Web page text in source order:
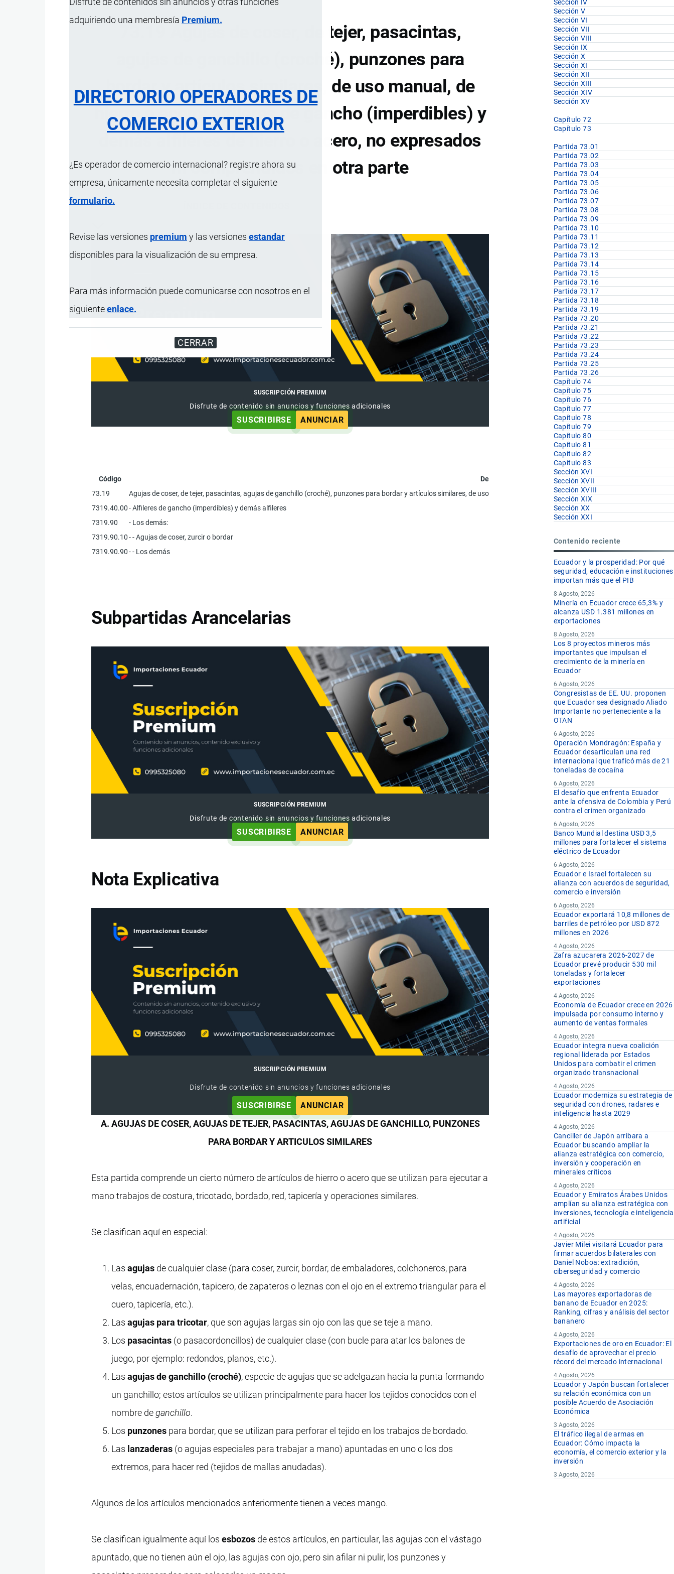
adquiriendo una membresía Premium.
DIRECTORIO OPERADORES DE
COMERCIO EXTERIOR
¿Es operador de comercio internacional? registre ahora su
empresa, únicamente necesita completar el siguiente
formulario.
Revise las versiones premium y las versiones estandar
disponibles para la visualización de su empresa.
Para más información puede comunicarse con nosotros en el
siguienteenlace.
CERRAR
73.19 Agujas de coser, de tejer, pasacintas,
agujas de ganchillo (croché), punzones para
bordar y artículos similares, de uso manual, de
hierro o acero; alfileres de gancho (imperdibles) y
demás alfileres de hierro o acero, no expresados
ni comprendidos en otra parte
SUSCRIPCIÓN PREMIUM
Disfrute de contenido sin anuncios y funciones adicionales
SUSCRIBIRSE ANUNCIAR
Código
Designación de la Mercancía
73.19
Agujas de coser, de tejer, pasacintas, agujas de ganchillo (croché), punzones para bordar y artículos similares, de uso manual, de hierro o acero; alfileres de gancho
7319.40.00- Alfileres de gancho (imperdibles) y demás alfileres
7319.90
- Los demás:
7319.90.10- - Agujas de coser, zurcir o bordar
7319.90.90- - Los demás
Subpartidas Arancelarias
SUSCRIPCIÓN PREMIUM
Disfrute de contenido sin anuncios y funciones adicionales
SUSCRIBIRSE ANUNCIAR
Nota Explicativa
SUSCRIPCIÓN PREMIUM
Disfrute de contenido sin anuncios y funciones adicionales
SUSCRIBIRSE ANUNCIAR
A. AGUJAS DE COSER, AGUJAS DE TEJER, PASACINTAS, AGUJAS DE GANCHILLO, PUNZONES
PARA BORDAR Y ARTICULOS SIMILARES
Esta partida comprende un cierto número de artículos de hierro o acero que se utilizan para ejecutar a
mano trabajos de costura, tricotado, bordado, red, tapicería y operaciones similares.
Se clasifican aquí en especial:
Lasagujas de cualquier clase (para coser, zurcir, bordar, de embaladores, colchoneros, para
velas, encuadernación, tapicero, de zapateros o leznas con el ojo en el extremo triangular para el
cuero, tapicería, etc.).
Lasagujas para tricotar, que son agujas largas sin ojo con las que se teje a mano.
Los pasacintas (o pasacordoncillos) de cualquier clase (con bucle para atar los balones de
juego, por ejemplo: redondos, planos, etc.).
Lasagujas de ganchillo (croché), especie de agujas que se adelgazan hacia la punta formando
un ganchillo; estos artículos se utilizan principalmente para hacer los tejidos conocidos con el
nombre deganchillo.
Los punzones para bordar, que se utilizan para perforar el tejido en los trabajos de bordado.
Las lanzaderas (o agujas especiales para trabajar a mano) apuntadas en uno o los dos
extremos, para hacer red (tejidos de mallas anudadas).
Algunos de los artículos mencionados anteriormente tienen a veces mango.
Se clasifican igualmente aquí losesbozos de estos artículos, en particular, las agujas con el vástago
apuntado, que no tienen aún el ojo, las agujas con ojo, pero sin afilar ni pulir, los punzones y
Sección IV
Sección V
Sección VI
Sección VII
Sección VIII
Sección IX
Sección X
Sección XI
Sección XII
Sección XIII
Sección XIV
Sección XV
Capítulo 72
Capítulo 73
Partida 73.01
Partida 73.02
Partida 73.03
Partida 73.04
Partida 73.05
Partida 73.06
Partida 73.07
Partida 73.08
Partida 73.09
Partida 73.10
Partida 73.11
Partida 73.12
Partida 73.13
Partida 73.14
Partida 73.15
Partida 73.16
Partida 73.17
Partida 73.18
Partida 73.19
Partida 73.20
Partida 73.21
Partida 73.22
Partida 73.23
Partida 73.24
Partida 73.25
Partida 73.26
Capítulo 74
Capítulo 75
Capítulo 76
Capítulo 77
Capítulo 78
Capítulo 79
Capítulo 80
Capítulo 81
Capítulo 82
Capítulo 83
Sección XVI
Sección XVII
Sección XVIII
Sección XIX
Sección XX
Sección XXI
Contenido reciente
Ecuador y la prosperidad: Por qué
seguridad, educación e instituciones
importan más que el PIB
8 Agosto, 2026
Minería en Ecuador crece 65,3% y
alcanza USD 1.381 millones en
exportaciones
8 Agosto, 2026
Los 8 proyectos mineros más
importantes que impulsan el
crecimiento de la minería en
Ecuador
6 Agosto, 2026
Congresistas de EE. UU. proponen
que Ecuador sea designado Aliado
Importante no perteneciente a la
OTAN
6 Agosto, 2026
Operación Mondragón: España y
Ecuador desarticulan una red
internacional que traficó más de 21
toneladas de cocaína
6 Agosto, 2026
El desafío que enfrenta Ecuador
ante la ofensiva de Colombia y Perú
contra el crimen organizado
6 Agosto, 2026
Banco Mundial destina USD 3,5
millones para fortalecer el sistema
eléctrico de Ecuador
6 Agosto, 2026
Ecuador e Israel fortalecen su
alianza con acuerdos de seguridad,
comercio e inversión
6 Agosto, 2026
Ecuador exportará 10,8 millones de
barriles de petróleo por USD 872
millones en 2026
4 Agosto, 2026
Zafra azucarera 2026-2027 de
Ecuador prevé producir 530 mil
toneladas y fortalecer
exportaciones
4 Agosto, 2026
Economía de Ecuador crece en 2026
impulsada por consumo interno y
aumento de ventas formales
4 Agosto, 2026
Ecuador integra nueva coalición
regional liderada por Estados
Unidos para combatir el crimen
organizado transnacional
4 Agosto, 2026
Ecuador moderniza su estrategia de
seguridad con drones, radares e
inteligencia hasta 2029
4 Agosto, 2026
Canciller de Japón arribara a
Ecuador buscando ampliar la
alianza estratégica con comercio,
inversión y cooperación en
minerales críticos
4 Agosto, 2026
Ecuador y Emiratos Árabes Unidos
amplían su alianza estratégica con
inversiones, tecnología e inteligencia
artificial
4 Agosto, 2026
Javier Milei visitará Ecuador para
firmar acuerdos bilaterales con
Daniel Noboa: extradición,
ciberseguridad y comercio
4 Agosto, 2026
Las mayores exportadoras de
banano de Ecuador en 2025:
Ranking, cifras y análisis del sector
bananero
4 Agosto, 2026
Exportaciones de oro en Ecuador: El
desafío de aprovechar el precio
récord del mercado internacional
4 Agosto, 2026
Ecuador y Japón buscan fortalecer
su relación económica con un
posible Acuerdo de Asociación
Económica
3 Agosto, 2026
El tráfico ilegal de armas en
Ecuador: Cómo impacta la
economía, el comercio exterior y la
inversión
3 Agosto, 2026